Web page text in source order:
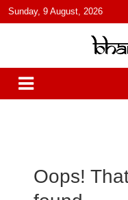
content
Sunday, 9 August, 2026
हिंदी में समाचार, विचार, ऑडियो,
India: News, Views, Info,
और पॉडकास्ट
Oops!